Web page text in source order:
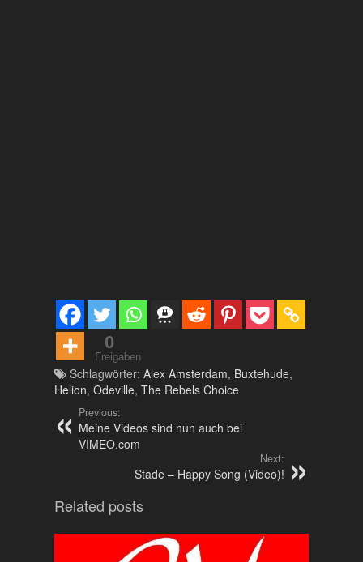
0
Freigaben
Schlagwörter:Alex Amsterdam, Buxtehude,
Helion,Odeville,The Rebels Choice
Previous:
Meine Videos sind nun auch bei
VIMEO.com
Next:
Stade – Happy Song (Video)!
Related posts